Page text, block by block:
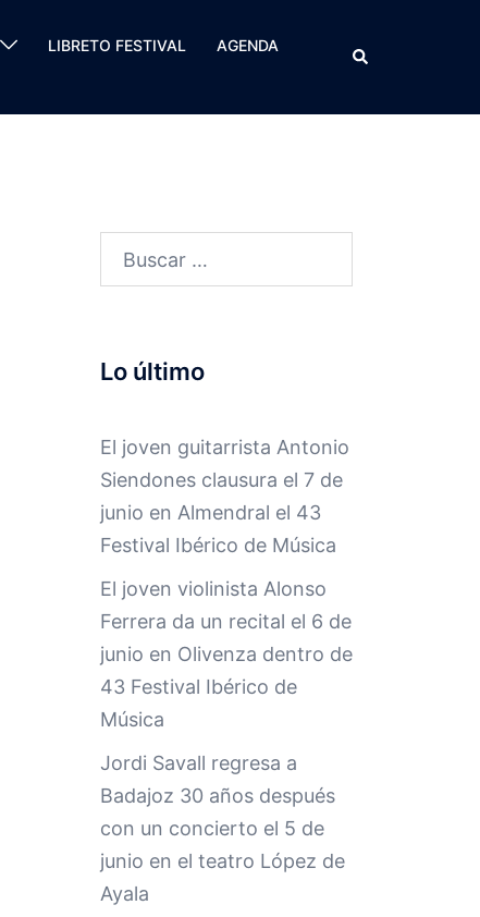
LIBRETO FESTIVAL
AGENDA
Buscar
Lo último
El joven guitarrista Antonio
Siendones clausura el 7 de
junio en Almendral el 43
Festival Ibérico de Música
El joven violinista Alonso
Ferrera da un recital el 6 de
junio en Olivenza dentro de
43 Festival Ibérico de
Música
Jordi Savall regresa a
Badajoz 30 años después
con un concierto el 5 de
junio en el teatro López de
Ayala